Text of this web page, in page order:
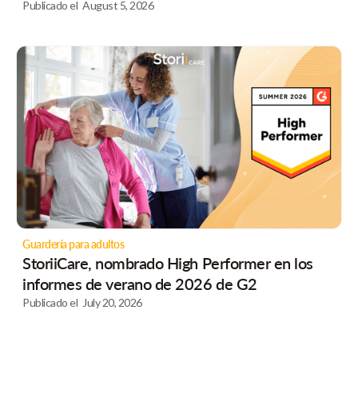
Publicado el August 5, 2026
Guardería para adultos
StoriiCare, nombrado High Performer en los
informes de verano de 2026 de G2
Publicado el July 20, 2026